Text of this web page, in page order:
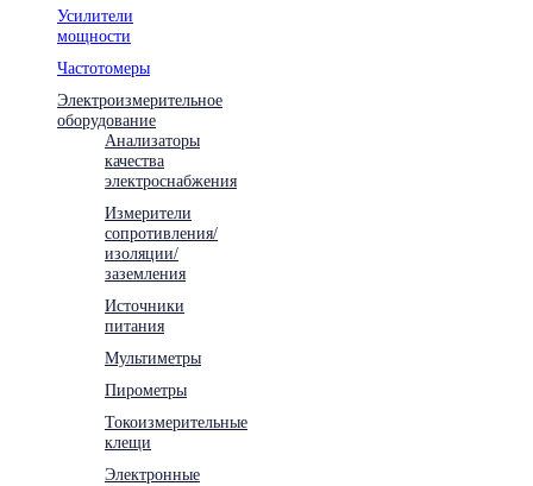
Усилители
мощности
Частотомеры
Электроизмерительное
оборудование
Анализаторы
качества
электроснабжения
Измерители
сопротивления/
изоляции/
заземления
Источники
питания
Мультиметры
Пирометры
Токоизмерительные
клещи
Электронные